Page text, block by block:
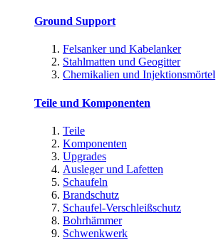
Ground Support
Felsanker und Kabelanker
Stahlmatten und Geogitter
Chemikalien und Injektionsmörtel
Teile und Komponenten
Teile
Komponenten
Upgrades
Ausleger und Lafetten
Schaufeln
Brandschutz
Schaufel-Verschleißschutz
Bohrhämmer
Schwenkwerk